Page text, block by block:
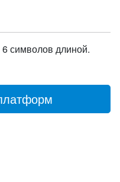
символов длиной.